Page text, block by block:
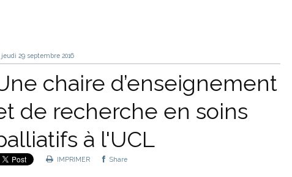
jeudi 29 septembre 2016
chaire d’enseignement
de recherche en soins
à l'UCL
IMPRIMER Share